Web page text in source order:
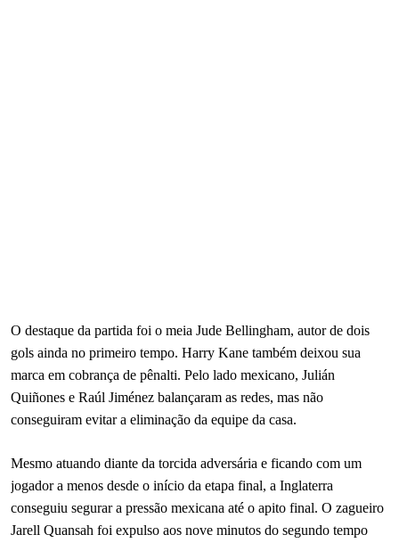
O destaque da partida foi o meia Jude Bellingham, autor de dois
gols ainda no primeiro tempo. Harry Kane também deixou sua
marca em cobrança de pênalti. Pelo lado mexicano, Julián
Quiñones e Raúl Jiménez balançaram as redes, mas não
conseguiram evitar a eliminação da equipe da casa.
Mesmo atuando diante da torcida adversária e ficando com um
jogador a menos desde o início da etapa final, a Inglaterra
conseguiu segurar a pressão mexicana até o apito final. O zagueiro
Jarell Quansah foi expulso aos nove minutos do segundo tempo